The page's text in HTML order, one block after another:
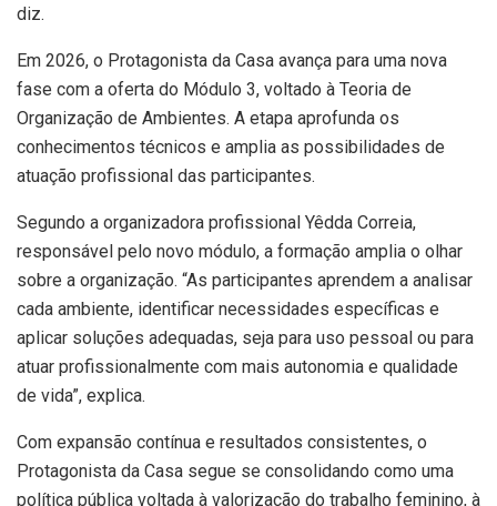
diz.
Em 2026, o Protagonista da Casa avança para uma nova
fase com a oferta do Módulo 3, voltado à Teoria de
Organização de Ambientes. A etapa aprofunda os
conhecimentos técnicos e amplia as possibilidades de
atuação profissional das participantes.
Segundo a organizadora profissional Yêdda Correia,
responsável pelo novo módulo, a formação amplia o olhar
sobre a organização. “As participantes aprendem a analisar
cada ambiente, identificar necessidades específicas e
aplicar soluções adequadas, seja para uso pessoal ou para
atuar profissionalmente com mais autonomia e qualidade
de vida”, explica.
Com expansão contínua e resultados consistentes, o
Protagonista da Casa segue se consolidando como uma
política pública voltada à valorização do trabalho feminino, à